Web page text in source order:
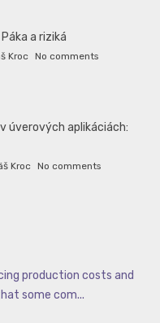
a riziká
Kroc No comments
úverových aplikáciách:
Kroc No comments
production costs and
some com...